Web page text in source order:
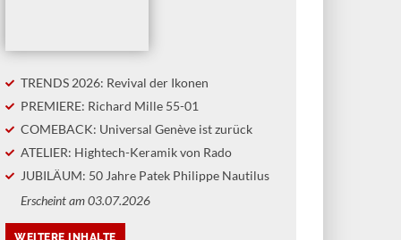
TRENDS 2026: Revival der Ikonen
PREMIERE: Richard Mille 55-01
COMEBACK: Universal Genève ist zurück
ATELIER: Hightech-Keramik von Rado
JUBILÄUM: 50 Jahre Patek Philippe Nautilus
Erscheint am 03.07.2026